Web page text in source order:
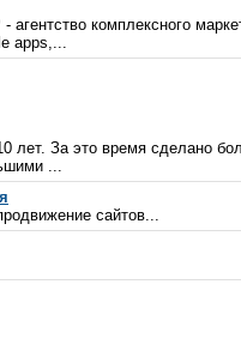
агентство комплексного
apps,...
лет. За это время сделано
...
сайтов...